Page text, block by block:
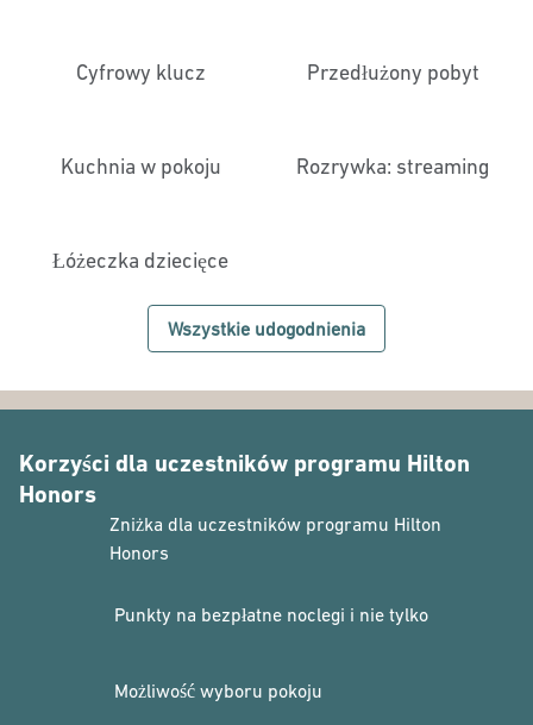
Cyfrowy klucz Przedłużony pobyt
Kuchnia w pokoju Rozrywka: streaming
Łóżeczka dziecięce
Wszystkie udogodnienia
Korzyści dla uczestników programu Hilton
Honors
Zniżka dla uczestników programu Hilton
Honors
Punkty na bezpłatne noclegi i nie tylko
Możliwość wyboru pokoju